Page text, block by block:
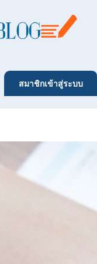
สมาชิกเข้าสู่ระบบ